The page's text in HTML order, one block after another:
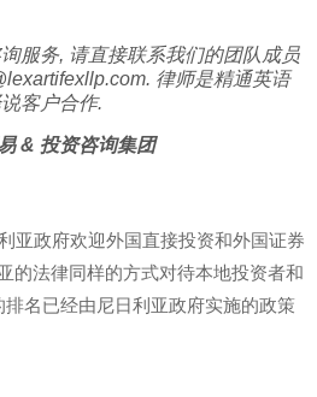
服务, 请直接联系我们的团队成员
. 律师是精通英语
客户合作.
& 投资咨询集团